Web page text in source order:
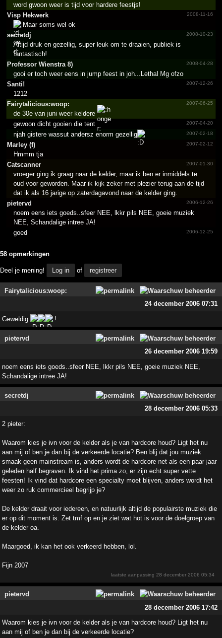
word gwoon weer is tijd voor hardere feestjs!
Visp Hekwerk
2008-11-16
Maar soms wel ok
secretdj
2008-10-23
Altijd druk en gezellig, super leuk om te draaien, publiek is
fantastisch!
Professor Wienstra 8)
2008-04-28
gooi er toch weer eens in jump feest in joh...Lethal Mg ofzo
Santi!
2007-12-26
1212
Fairyt­alicio­us:woo­p:
2007-06-25
de 30e van juni weer keldere
2007-04-20
gewoon dicht gooien die tent
2007-02-18
njah gistere wassut andersz enorm gezellig
Marley (f)
2007-02-12
Hmmm tja
Catscanner
2007-01-30
vroeger ging ik graag naar de kelder, maar ik ben er inmiddels te
oud voor geworden. Maar ik kijk zeker met plezier terug aan de tijd
dat ik als 16 jarige op zaterdagavond naar de kelder ging.
pietervd
2006-12-26
noem eens iets goeds..sfeer NEE, lkkr pils NEE, goeie muziek
NEE, Schandalige intree JA!
2006-12-25
goed
58 opmerkingen
Deel je mening! Log in of registreer
Fairytalicious:woop:
24 december 2006 07:31
Geweldig !
pietervd
26 december 2006 19:59
noem eens iets goeds..sfeer NEE, lkkr pils NEE, go­eie muziek NEE,
Schandalige intree JA!
secretdj
28 december 2006 05:33
2 pieter:
Waarom kies je ivn voor de kelder als je van hardcore houd? Ligt het nu
aan mij of ben je dan bij de verkeerde locatie? Ben blij dat jou muziek
smaak geen mainstream is, anders wordt de hardcore net als een paar jaar
geleden half begraven. Ik vind het prima zo, er zijn echt super vette
feesten! Ik vind dat hardcore een specialty moet blijven, anders wordt het
weer zo ruk commercieel begrijp je?
De kelder draait voor iedereen, en natuurlijk altijd de populairste muziek die
er op dit moment is. Zet tmf op en je ziet wat hot is voor de doelgroep van
de kelder oa.
Maargoed, ik kan het ook verkeerd hebben, lol.
Fijn 2007
laatste aanpassing28 december 2006 05:34
pietervd
28 december 2006 17:42
Waarom kies je ivn voor de kelder als je van hardcore houd? Ligt het nu
aan mij of ben je dan bij de verkeerde locatie?